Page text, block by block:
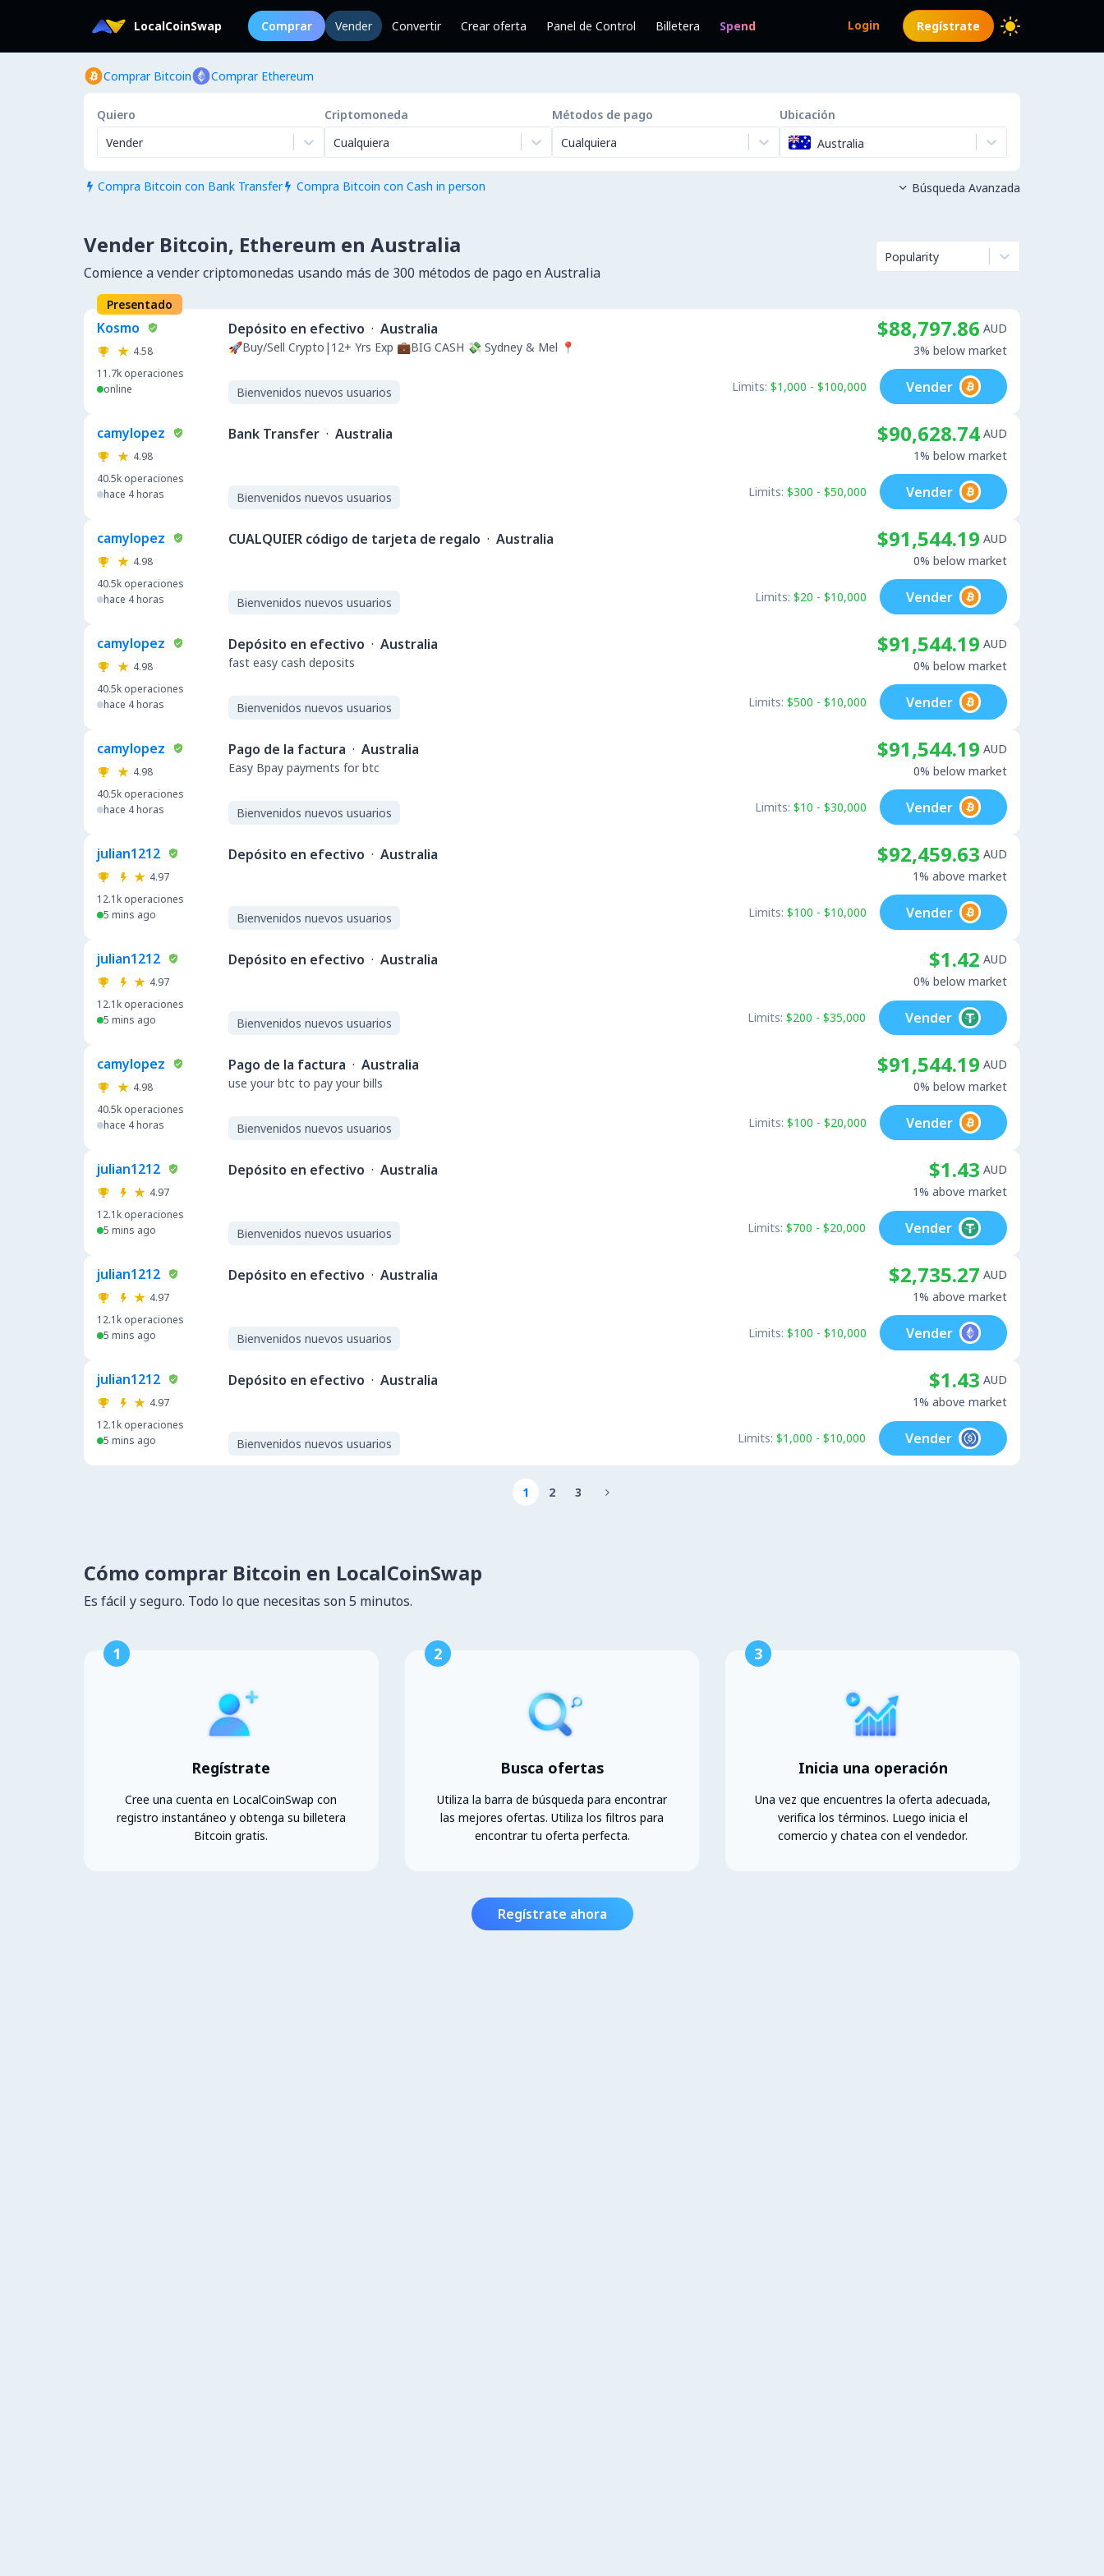
LocalCoinSwap Comprar Vender Convertir Crear oferta Panel de Control Billetera Spend Login Regístrate
Comprar Bitcoin Comprar Ethereum
Quiero
Vender
Criptomoneda
Cualquiera
Métodos de pago
Cualquiera
Ubicación
Australia
 Compra Bitcoin con Bank Transfer  Compra Bitcoin con Cash in person  Búsqueda Avanzada
Vender Bitcoin, Ethereum en Australia
Comience a vender criptomonedas usando más de 300 métodos de pago en Australia
Popularity
Presentado
Kosmo
4.58
11.7k operaciones
online
Depósito en efectivo · Australia
🚀Buy/Sell Crypto|12+ Yrs Exp 💼BIG CASH 💸 Sydney & Mel 📍
Bienvenidos nuevos usuarios
$88,797.86 AUD
3% below market
Limits: $1,000 - $100,000 Vender
camylopez
4.98
40.5k operaciones
hace 4 horas
Bank Transfer · Australia
Bienvenidos nuevos usuarios
$90,628.74 AUD
1% below market
Limits: $300 - $50,000 Vender
camylopez
4.98
40.5k operaciones
hace 4 horas
CUALQUIER código de tarjeta de regalo · Australia
Bienvenidos nuevos usuarios
$91,544.19 AUD
0% below market
Limits: $20 - $10,000 Vender
camylopez
4.98
40.5k operaciones
hace 4 horas
Depósito en efectivo · Australia
fast easy cash deposits
Bienvenidos nuevos usuarios
$91,544.19 AUD
0% below market
Limits: $500 - $10,000 Vender
camylopez
4.98
40.5k operaciones
hace 4 horas
Pago de la factura · Australia
Easy Bpay payments for btc
Bienvenidos nuevos usuarios
$91,544.19 AUD
0% below market
Limits: $10 - $30,000 Vender
julian1212
4.97
12.1k operaciones
5 mins ago
Depósito en efectivo · Australia
Bienvenidos nuevos usuarios
$92,459.63 AUD
1% above market
Limits: $100 - $10,000 Vender
julian1212
4.97
12.1k operaciones
5 mins ago
Depósito en efectivo · Australia
Bienvenidos nuevos usuarios
$1.42 AUD
0% below market
Limits: $200 - $35,000 Vender
camylopez
4.98
40.5k operaciones
hace 4 horas
Pago de la factura · Australia
use your btc to pay your bills
Bienvenidos nuevos usuarios
$91,544.19 AUD
0% below market
Limits: $100 - $20,000 Vender
julian1212
4.97
12.1k operaciones
5 mins ago
Depósito en efectivo · Australia
Bienvenidos nuevos usuarios
$1.43 AUD
1% above market
Limits: $700 - $20,000 Vender
julian1212
4.97
12.1k operaciones
5 mins ago
Depósito en efectivo · Australia
Bienvenidos nuevos usuarios
$2,735.27 AUD
1% above market
Limits: $100 - $10,000 Vender
julian1212
4.97
12.1k operaciones
5 mins ago
Depósito en efectivo · Australia
Bienvenidos nuevos usuarios
$1.43 AUD
1% above market
Limits: $1,000 - $10,000 Vender
1 2 3 
Cómo comprar Bitcoin en LocalCoinSwap
Es fácil y seguro. Todo lo que necesitas son 5 minutos.
1
Regístrate
Cree una cuenta en LocalCoinSwap con
registro instantáneo y obtenga su billetera
Bitcoin gratis.
2
Busca ofertas
Utiliza la barra de búsqueda para encontrar
las mejores ofertas. Utiliza los filtros para
encontrar tu oferta perfecta.
3
Inicia una operación
Una vez que encuentres la oferta adecuada,
verifica los términos. Luego inicia el
comercio y chatea con el vendedor.
Regístrate ahora